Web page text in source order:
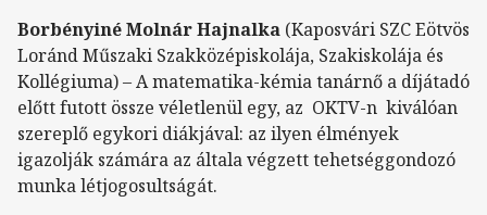
Borbényiné Molnár Hajnalka (Kaposvári SZC Eötvös
Loránd Műszaki Szakközépiskolája, Szakiskolája és
Kollégiuma) – A matematika-kémia tanárnő a díjátadó
előtt futott össze véletlenül egy, az OKTV-n kiválóan
szereplő egykori diákjával: az ilyen élmények
igazolják számára az általa végzett tehetséggondozó
munka létjogosultságát.